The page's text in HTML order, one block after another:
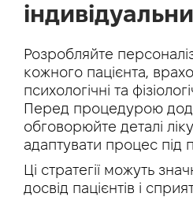
Розробляйте
кожного пацієнта,
психологічні та
Перед процедурою
обговорюйте деталі
адаптувати процес під
Ці стратегії можуть
досвід пацієнтів і